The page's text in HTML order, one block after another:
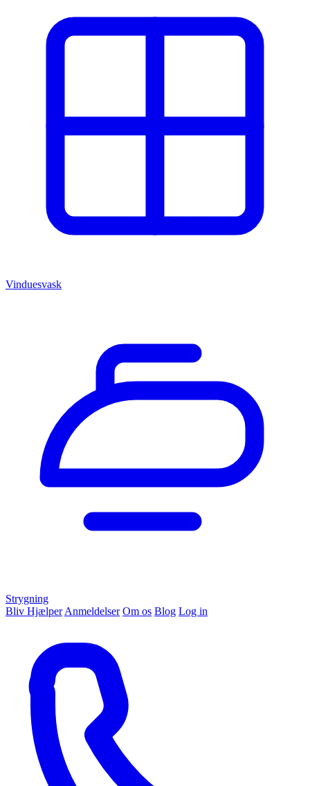
Vinduesvask
Strygning
Bliv Hjælper Anmeldelser Om os Blog Log in